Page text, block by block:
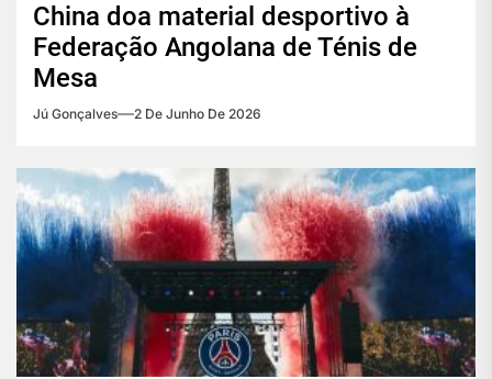
China doa material desportivo à
Federação Angolana de Ténis de
Mesa
Jú Gonçalves 2 De Junho De 2026